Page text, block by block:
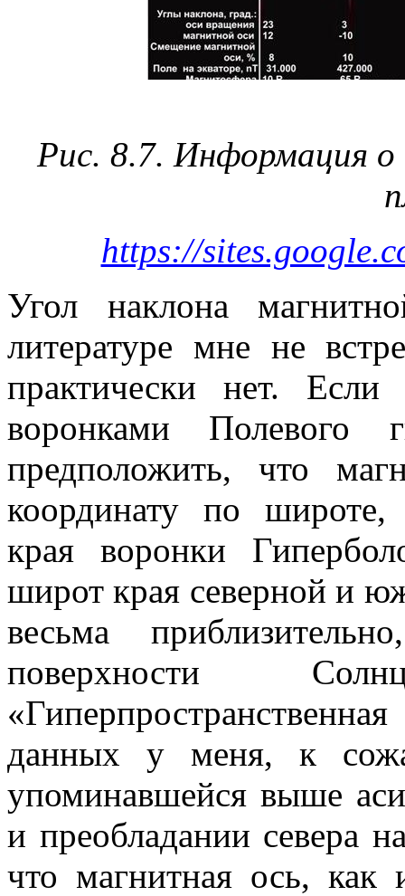
Рис. 8.7. Информация о
https://
Угол наклона
литературе мне не
практически нет.
воронками Полевого
предположить, что
координату по широте,
края воронки
широт края северной и
весьма
поверхности
данных у меня, к
упоминавшейся выше
и преобладании севера
что магнитная ось,